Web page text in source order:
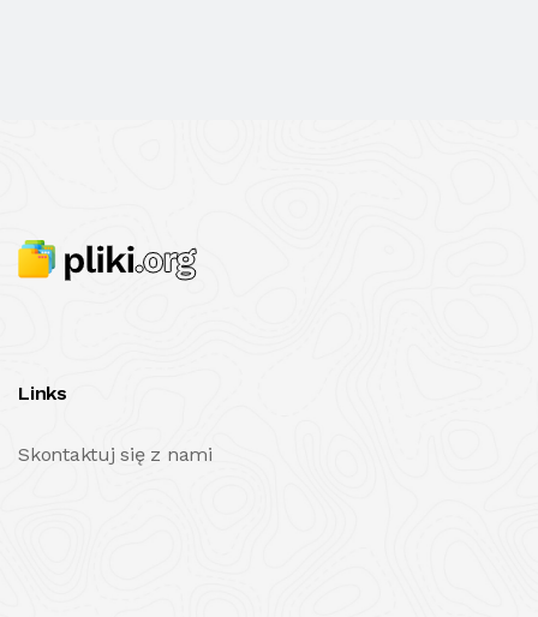
Links
Skontaktuj się z nami